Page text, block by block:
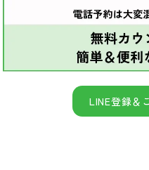
LINE登録＆